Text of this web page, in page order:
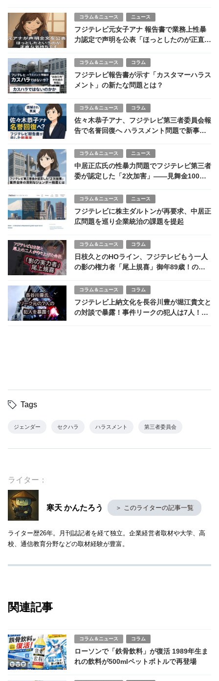
コラム＆ニュース ニュース
フジテレビ元女子アナ 報告書で業務上性暴
力認定で声明を公表「ほっとしたのが正直な
コラム＆ニュース コラム
フジテレビ報告書が示す「カスタマーハラス
メント」の新たな問題とは？
コラム＆ニュース コラム
佐々木恭子アナ、フジテレビ第三者委員会報
告で名誉回復へ ハラスメント問題で新事実
コラム＆ニュース ニュース
中居正広氏の性暴力問題でフジテレビ第三者
委が認定した「2次加害」――見舞金100万
業界構造
コラム＆ニュース ニュース
フジテレビに株主ダルトンが再要求、中居正
広問題を巡り企業統治の課題を提起
コラム＆ニュース コラム
日枝久とのHOライン、フジテレビもう一人
の影の権力者「尾上規喜」御年89歳！の知
コラム＆ニュース コラム
フジテレビ上納文化を長谷川豊が堀江貴文と
の対談で暴露！事件リークの犯人は7人！天
Tags
ジェンダー セクハラ ハラスメント 第三者委員会
ライター：
寒天 かんたろう ＞ このライターの記事一覧
ライター歴26年。月刊誌記者を経て独立。企業経営者取材や大学、高
校、通信教育分野などの取材経験が豊富。
関連記事
コラム＆ニュース コラム
ローソンで「鉄骨飲料」が復活 1989年生ま
れの飲料が500mlペットボトルで再登場